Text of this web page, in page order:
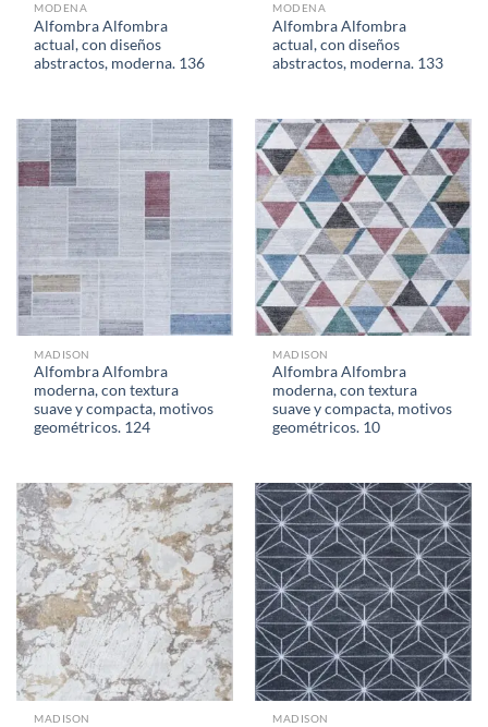
MODENA
Alfombra Alfombra
actual, con diseños
abstractos, moderna. 136
MODENA
Alfombra Alfombra
actual, con diseños
abstractos, moderna. 133
MADISON
Alfombra Alfombra
moderna, con textura
suave y compacta, motivos
geométricos. 124
MADISON
Alfombra Alfombra
moderna, con textura
suave y compacta, motivos
geométricos. 10
MADISON MADISON